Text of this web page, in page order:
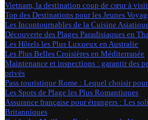
Vietnam, la destination coup de cœur à
Top des Destinations pour les Jeunes
Les Incontournables de la Cuisine
Découverte des Plages Paradisiaques en
Les Hôtels les Plus Luxueux en Australie
Les Plus Belles Croisières en Méditerranée
Maintenance et inspections : garantir des
privés
Pass touristique Rome : Lequel choisir
Les Spots de Plage les Plus Romantiques
Assurance française pour étrangers : Les
Britanniques